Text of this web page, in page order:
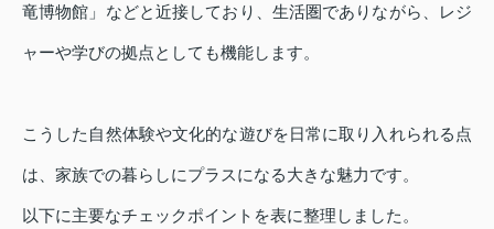
竜博物館」などと近接しており、生活圏でありながら、レジ
ャーや学びの拠点としても機能します。
こうした自然体験や文化的な遊びを日常に取り入れられる点
は、家族での暮らしにプラスになる大きな魅力です。
以下に主要なチェックポイントを表に整理しました。